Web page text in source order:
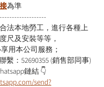
為準
法本地勞工，進行各種上
尺及安裝等等，
本公司服務；
繫：52690355 (銷售部同事)
鏈結 👇
send?